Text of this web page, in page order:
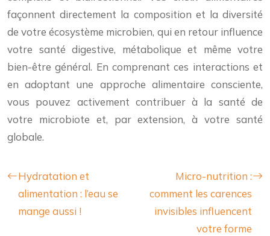
façonnent directement la composition et la diversité
de votre écosystème microbien, qui en retour influence
votre santé digestive, métabolique et même votre
bien-être général. En comprenant ces interactions et
en adoptant une approche alimentaire consciente,
vous pouvez activement contribuer à la santé de
votre microbiote et, par extension, à votre santé
globale.
Hydratation et
alimentation : l’eau se
mange aussi !
Micro-nutrition :
comment les carences
invisibles influencent
votre forme